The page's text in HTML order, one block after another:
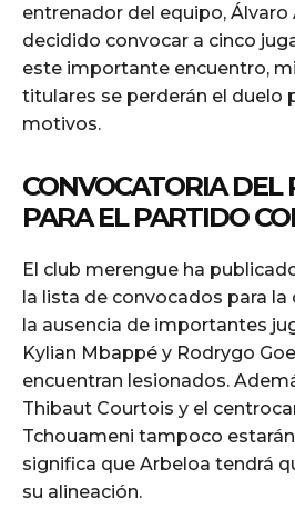
entrenador del equipo, Álvaro
decidido convocar a cinco
este importante encuentro,
titulares se perderán el duelo
motivos.
CONVOCATORIA DEL
PARA EL PARTIDO
El club merengue ha
la lista de convocados para
la ausencia de importantes
Kylian Mbappé y Rodrygo
encuentran lesionados.
Thibaut Courtois y el
Tchouameni tampoco
significa que Arbeloa tendrá
su alineación.